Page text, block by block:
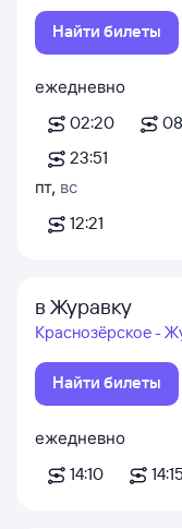
Найти билеты
ежедневно
02:20
23:51
пт, вс
12:21
в Журавку
Краснозёрское -
Найти билеты
ежедневно
14:10
14:15